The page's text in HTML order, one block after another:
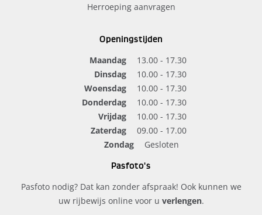
Herroeping aanvragen
Openingstijden
Maandag
13.00 - 17.30
Dinsdag
10.00 - 17.30
Woensdag
10.00 - 17.30
Donderdag
10.00 - 17.30
Vrijdag
10.00 - 17.30
Zaterdag
09.00 - 17.00
Zondag
Gesloten
Pasfoto's
Pasfoto nodig? Dat kan zonder afspraak! Ook kunnen we
uw rijbewijs online voor u verlengen.